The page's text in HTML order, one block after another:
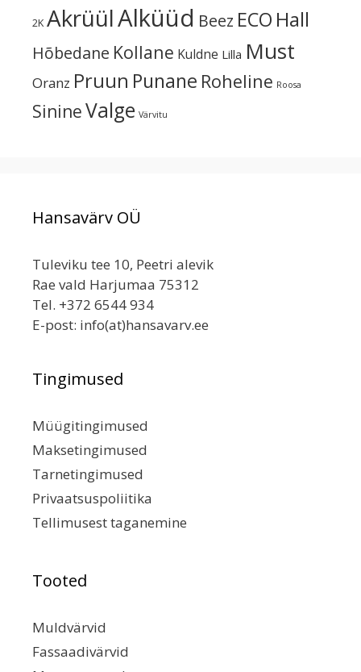
2K AkrüülAlküüd Beez ECO Hall
Hõbedane Kollane Kuldne Lilla Must
Oranz Pruun Punane Roheline Roosa
SinineValge Värvitu
Hansavärv OÜ
Tuleviku tee 10, Peetri alevik
Rae vald Harjumaa 75312
Tel. +372 6544 934
E-post: info(at)hansavarv.ee
Tingimused
Müügitingimused
Maksetingimused
Tarnetingimused
Privaatsuspoliitika
Tellimusest taganemine
Tooted
Muldvärvid
Fassaadivärvid